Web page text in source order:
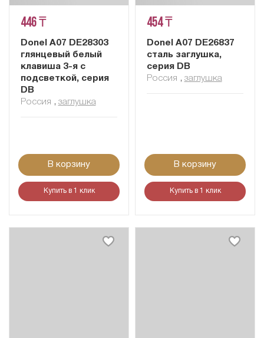
446 ₸
Donel A07 DE28303
глянцевый белый
клавиша 3-я с
подсветкой, серия
DB
Россия , заглушка
В корзину
Купить в 1 клик
454 ₸
Donel A07 DE26837
сталь заглушка,
серия DB
Россия , заглушка
В корзину
Купить в 1 клик